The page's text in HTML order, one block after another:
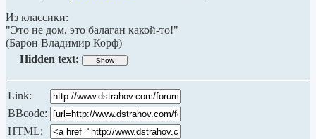
Из классики:
"Это не дом, это балаган какой-то!"
(Барон Владимир Корф)
Hidden text:
Link:
BBcode:
HTML: